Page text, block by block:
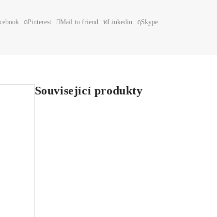
Pinterest Mail to friend Linkedin Skype
Související produkty